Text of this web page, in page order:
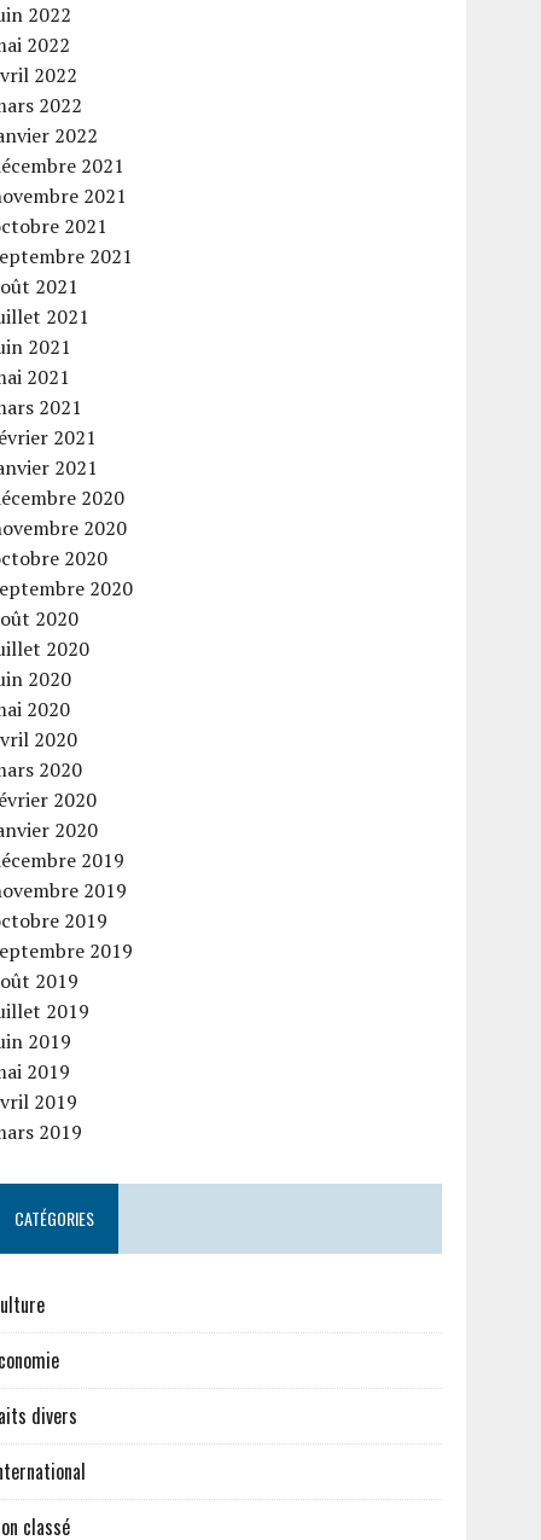
2022
2022
2022
2022
2022
2021
2021
2021
2021
2021
2021
2021
2021
2021
2021
2021
2020
2020
2020
2020
2020
2020
2020
2020
2020
2020
2020
2020
2019
2019
2019
2019
2019
2019
2019
2019
2019
2019
CATÉGORIES
divers
classé